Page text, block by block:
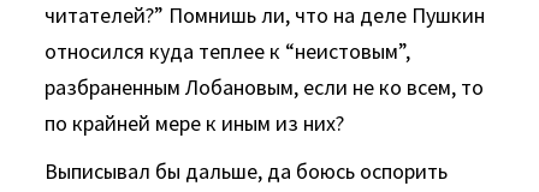
читателей?” Помнишь ли, что на деле Пушкин
относился куда теплее к “неистовым”,
разбраненным Лобановым, если не ко всем, то
по крайней мере к иным из них?
Выписывал бы дальше, да боюсь оспорить